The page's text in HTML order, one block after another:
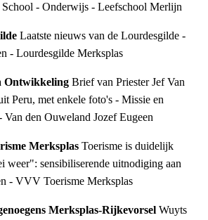
School - Onderwijs - Leefschool Merlijn
Laatste nieuws van de Lourdesgilde -
- Lourdesgilde Merksplas
Ontwikkeling Brief van Priester Jef Van
Peru, met enkele foto's - Missie en
den Ouweland Jozef Eugeen
Merksplas Toerisme is duidelijk
weer": sensibiliserende uitnodiging aan
- VVV Toerisme Merksplas
Merksplas-Rijkevorsel Wuyts